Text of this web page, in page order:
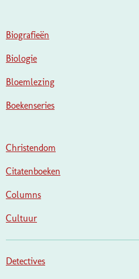
Biografieën
Biologie
Bloemlezing
Boekenseries
Christendom
Citatenboeken
Columns
Cultuur
Detectives